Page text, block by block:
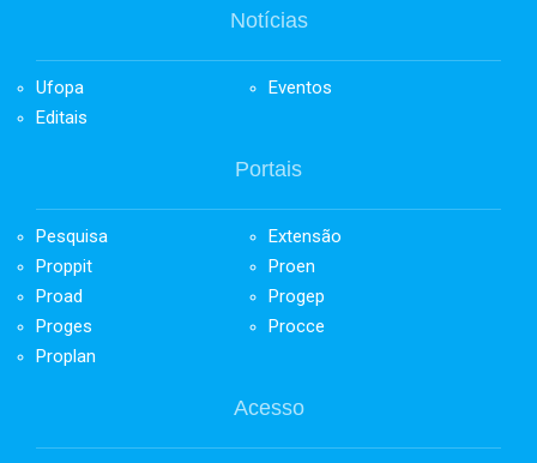
Notícias
Ufopa
Eventos
Editais
Portais
Pesquisa
Extensão
Proppit
Proen
Proad
Progep
Proges
Procce
Proplan
Acesso